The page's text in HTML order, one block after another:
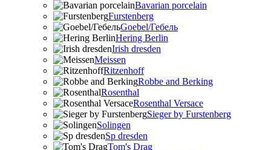
Bavarian porcelain
Furstenberg
Goebel/Гебель
Hering Berlin
Irish dresden
Meissen
Ritzenhoff
Robbe and Berking
Rosenthal
Rosenthal Versace
Sieger by Furstenberg
Solingen
Sp dresden
Tom's Drag